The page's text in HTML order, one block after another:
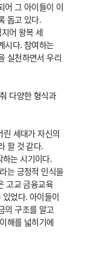
어 그 아이들이 이
돕고 있다.
어 왕복 세
시다. 참여하는
실천하면서 우리
다양한 형식과
세대가 자신의
할 것 같다.
는 시기이다.
는 긍정적 인식을
고교 금융교육
었다. 아이들이
의 구조를 알고
해를 넓히기에